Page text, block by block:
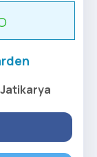
Jatikarya